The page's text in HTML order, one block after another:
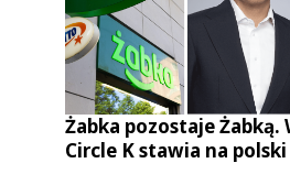
Żabka pozostaje Żabką.
Circle K stawia na